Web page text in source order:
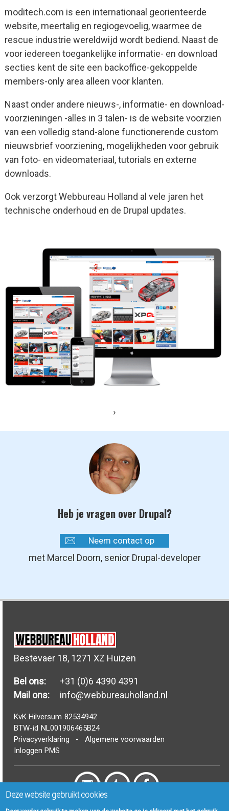
moditech.com is een internationaal georienteerde
website, meertalig en regiogevoelig, waarmee de
rescue industrie wereldwijd wordt bediend. Naast de
voor iedereen toegankelijke informatie- en download
secties kent de site een backoffice-gekoppelde
members-only area alleen voor klanten.
Naast onder andere nieuws-, informatie- en download-
voorzieningen -alles in 3 talen- is de website voorzien
van een volledig stand-alone functionerende custom
nieuwsbrief voorziening, mogelijkheden voor gebruik
van foto- en videomateriaal, tutorials en externe
downloads.
Ook verzorgt Webbureau Holland al vele jaren het
technische onderhoud en de Drupal updates.
›
Heb je vragen over Drupal?
Neem contact op
met Marcel Doorn, senior Drupal-developer
Bestevaer 18, 1271 XZ Huizen
Bel ons:
+31 (0)6 4390 4391
Mail ons:
info@webbureauholland.nl
KvK Hilversum 82534942
BTW-id NL001906465B24
Privacyverklaring -Algemene voorwaarden
Inloggen PMS
© Webbureau Holland B.V. 2006 - 2024
Deze website gebruikt cookies